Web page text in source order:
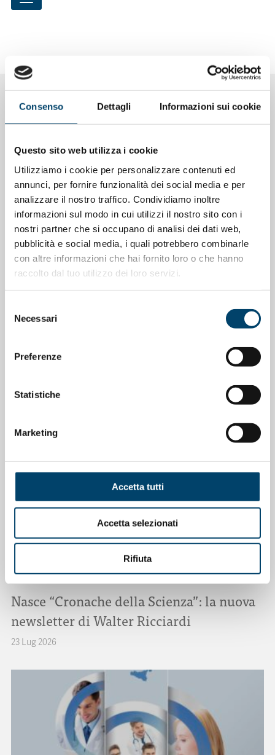
Consenso Dettagli Informazioni sui cookie
Questo sito web utilizza i cookie
Utilizziamo i cookie per personalizzare contenuti ed
annunci, per fornire funzionalità dei social media e per
analizzare il nostro traffico. Condividiamo inoltre
informazioni sul modo in cui utilizzi il nostro sito con i
nostri partner che si occupano di analisi dei dati web,
pubblicità e social media, i quali potrebbero combinarle
con altre informazioni che hai fornito loro o che hanno
raccolto dal tuo utilizzo dei loro servizi.
delNecessari
Preferenze
Statistiche
Marketing
Accetta tutti
Accetta selezionati
Rifiuta
NOTIZIE CORRELATE
Donne leader nella ricerca medica: il
successo scientifico non elimina le
24 Lug 2026
Nasce “Cronache della Scienza”: la nuova
newsletter di Walter Ricciardi
23 Lug 2026